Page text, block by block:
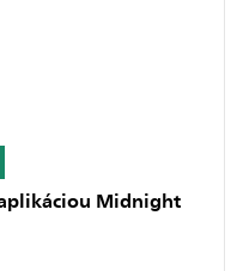
Midnight